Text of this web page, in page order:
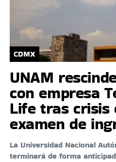
CDMX
UNAM
con empresa
Life tras crisis
examen de
La Universidad Nacional
terminará de forma